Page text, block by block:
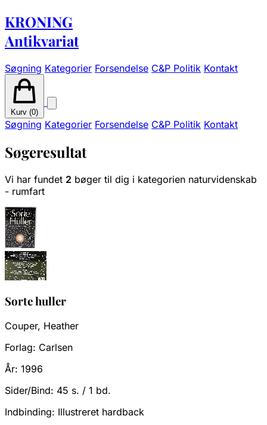
KRONING
Antikvariat
Søgning Kategorier Forsendelse C&P Politik Kontakt
Kurv (0)
Søgning Kategorier Forsendelse C&P Politik Kontakt
Søgeresultat
Vi har fundet 2 bøger til dig i kategorien naturvidenskab
- rumfart
Sorte huller
Couper, Heather
Forlag: Carlsen
År: 1996
Sider/Bind: 45 s. / 1 bd.
Indbinding: Illustreret hardback